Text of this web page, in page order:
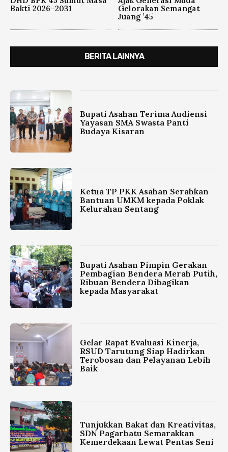
Bakti 2026–2031
Gelorakan Semangat
Juang ’45
BERITA LAINNYA
Bupati Asahan Terima Audiensi
Yayasan SMA Swasta Panti
Budaya Kisaran
Ketua TP PKK Asahan Serahkan
Bantuan UMKM kepada Poklak
Kelurahan Sentang
Bupati Asahan Pimpin Gerakan
Pembagian Bendera Merah Putih,
Ribuan Bendera Dibagikan
kepada Masyarakat
Gelar Rapat Evaluasi Kinerja,
RSUD Tarutung Siap Hadirkan
Terobosan dan Pelayanan Lebih
Baik
Tunjukkan Bakat dan Kreativitas,
SDN Pagarbatu Semarakkan
Kemerdekaan Lewat Pentas Seni